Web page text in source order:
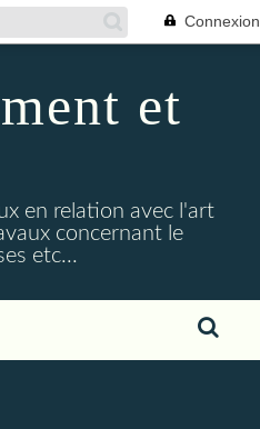
Connexion
et
en relation avec l'art
concernant le
etc...